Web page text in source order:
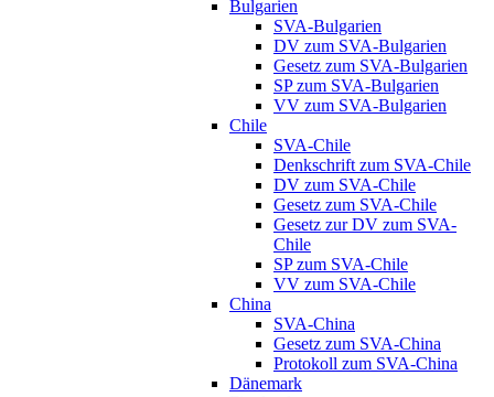
Bulgarien
SVA-Bulgarien
DV zum SVA-Bulgarien
Gesetz zum SVA-Bulgarien
SP zum SVA-Bulgarien
VV zum SVA-Bulgarien
Chile
SVA-Chile
Denkschrift zum SVA-Chile
DV zum SVA-Chile
Gesetz zum SVA-Chile
Gesetz zur DV zum SVA-
Chile
SP zum SVA-Chile
VV zum SVA-Chile
China
SVA-China
Gesetz zum SVA-China
Protokoll zum SVA-China
Dänemark